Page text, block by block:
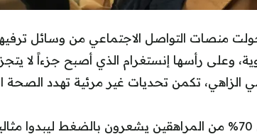
منصات التواصل الاجتماعي من وسائل
وعلى رأسها إنستغرام الذي أصبح جزءاً لا
الزاهي، تكمن تحديات غير مرئية تهدد الصحة
تشير دراسات حديثة إلى أن 70% من المراهقين يشعرون بالضغط